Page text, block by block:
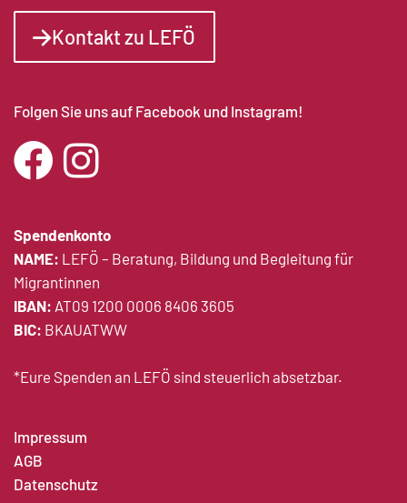
Kontakt zu LEFÖ
Folgen Sie uns auf Facebook und Instagram!
Spendenkonto
NAME: LEFÖ – Beratung, Bildung und Begleitung für
Migrantinnen
IBAN: AT09 1200 0006 8406 3605
BIC: BKAUATWW
*Eure Spenden an LEFÖ sind steuerlich absetzbar.
Impressum
AGB
Datenschutz